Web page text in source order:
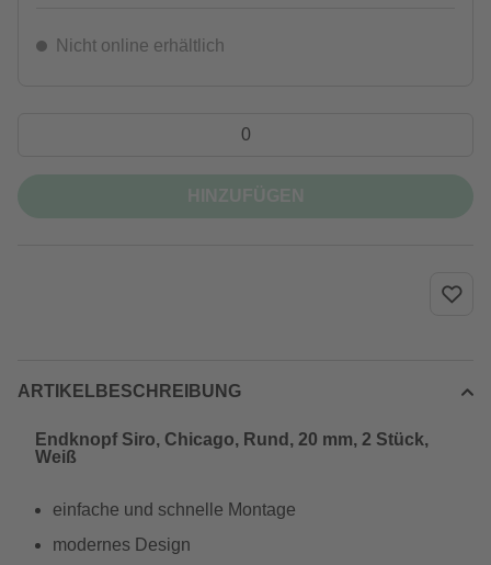
Nicht online erhältlich
ARTIKELBESCHREIBUNG
Endknopf Siro, Chicago, Rund, 20 mm, 2 Stück,
Weiß
einfache und schnelle Montage
modernes Design